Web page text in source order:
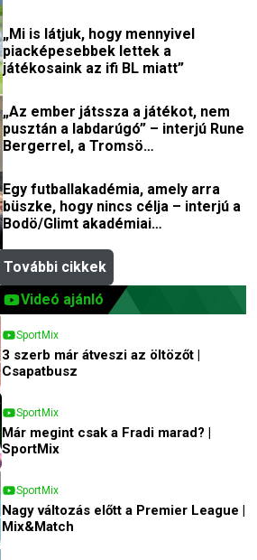
Norberttel
„Mi is látjuk, hogy mennyivel
piacképesebbek lettek a
játékosaink az ifi BL miatt”
„Az ember játssza a játékot, nem
pusztán a labdarúgó” – interjú Rune
Bergerrel, a Tromsö
Egy futballakadémia, amely arra
büszke, hogy nincs célja – interjú a
Bodö/Glimt akadémiai
További cikkek
Videó ajánló
SportMix
3 szerb már átveszi az öltözőt |
Csapatbusz
SportMix
Már megint csak a Fradi marad? |
SportMix
SportMix
Nagy változás előtt a Premier League |
Mix&Match